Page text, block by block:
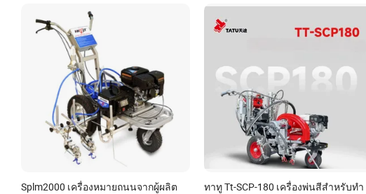
Splm2000 เครื่องหมายถนนจากผู้ผลิต
ทาทู Tt-SCP-180 เครื่องพ่นสีสำหรับทำ